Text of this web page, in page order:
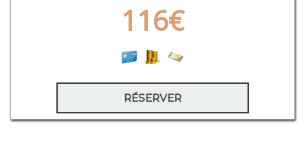
116€
RÉSERVER